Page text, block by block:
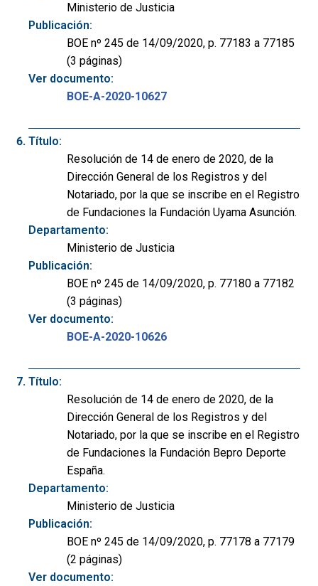
Ministerio de Justicia
Publicación:
BOE nº 245 de 14/09/2020, p. 77183 a 77185
(3 páginas)
Ver documento:
BOE-A-2020-10627
Título:
Resolución de 14 de enero de 2020, de la
Dirección General de los Registros y del
Notariado, por la que se inscribe en el Registro
de Fundaciones la Fundación Uyama Asunción.
Departamento:
Ministerio de Justicia
Publicación:
BOE nº 245 de 14/09/2020, p. 77180 a 77182
(3 páginas)
Ver documento:
BOE-A-2020-10626
Título:
Resolución de 14 de enero de 2020, de la
Dirección General de los Registros y del
Notariado, por la que se inscribe en el Registro
de Fundaciones la Fundación Bepro Deporte
España.
Departamento:
Ministerio de Justicia
Publicación:
BOE nº 245 de 14/09/2020, p. 77178 a 77179
(2 páginas)
Ver documento: